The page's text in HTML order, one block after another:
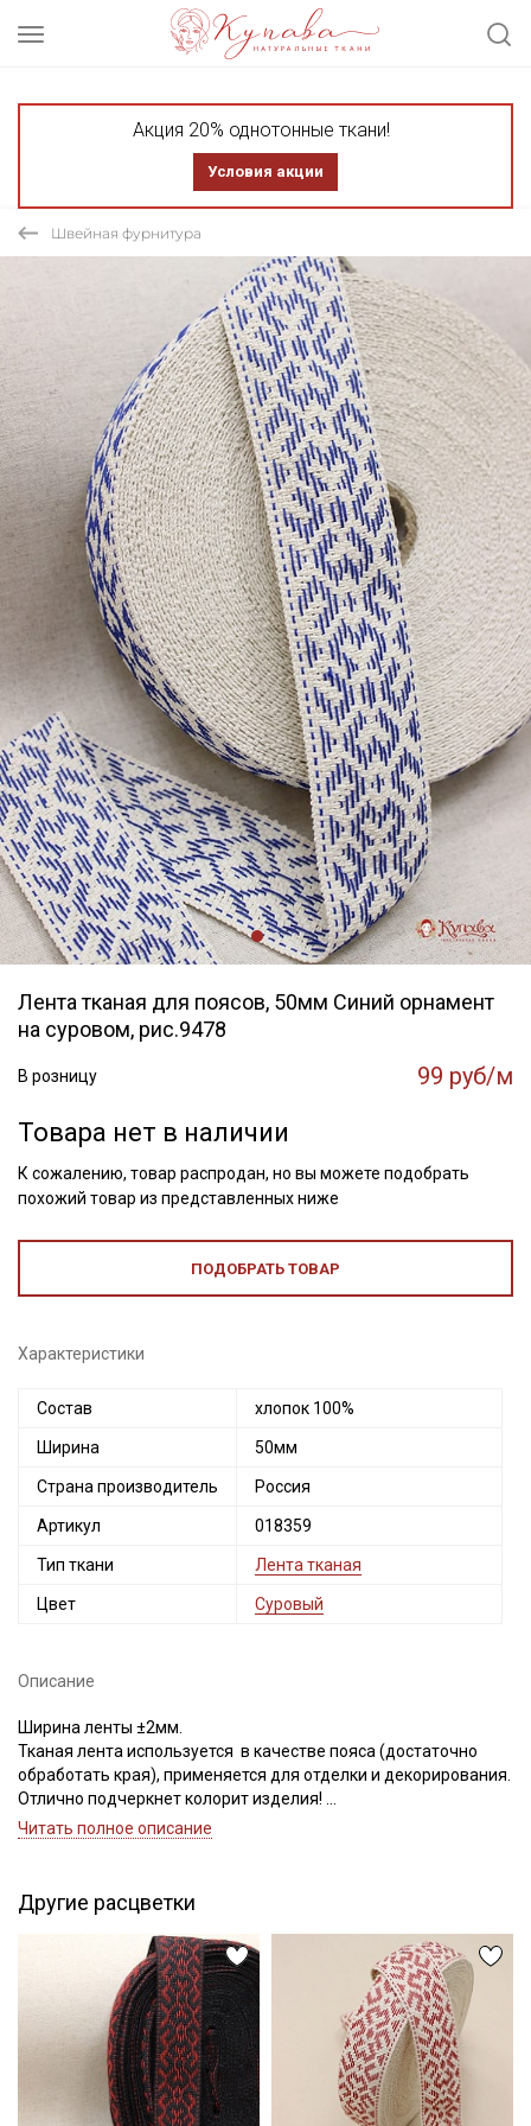
Акция 20% однотонные ткани!
Условия акции
Швейная фурнитура
Лента тканая для поясов, 50мм Синий орнамент
на суровом, рис.9478
В розницу 99 руб/м
Товара нет в наличии
К сожалению, товар распродан, но вы можете подобрать
похожий товар из представленных ниже
ПОДОБРАТЬ ТОВАР
Характеристики
Состав хлопок 100%
Ширина 50мм
Страна производитель Россия
Артикул 018359
Тип ткани Лента тканая
Цвет Суровый
Описание
Ширина ленты ±2мм.
Тканая лента используется в качестве пояса (достаточно
обработать края), применяется для отделки и декорирования.
Отлично подчеркнет колорит изделия!
Цветопередача может отличаться от оригинального цвета
Читать полное описание
Другие расцветки
Мы публикуем здесь дополнительные
промокоды и скидки до 30% на узкие
категории тканей
Электронная почта